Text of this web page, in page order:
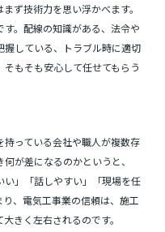
ず技術力を思い浮かべます。
。配線の知識がある、法令や
している、トラブル時に適切
そもそも安心して任せてもらう
持っている会社や職人が複数存
が差になるのかというと、
い」「話しやすい」「現場を任
、電気工事業の信頼は、施工
きく左右されるのです。